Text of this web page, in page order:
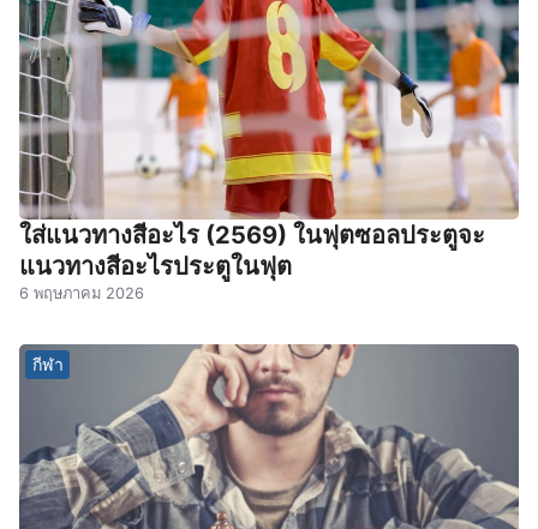
ใส่แนวทางสีอะไร (2569) ในฟุตซอลประตูจะ
แนวทางสีอะไรประตูในฟุต
6 พฤษภาคม 2026
กีฬา